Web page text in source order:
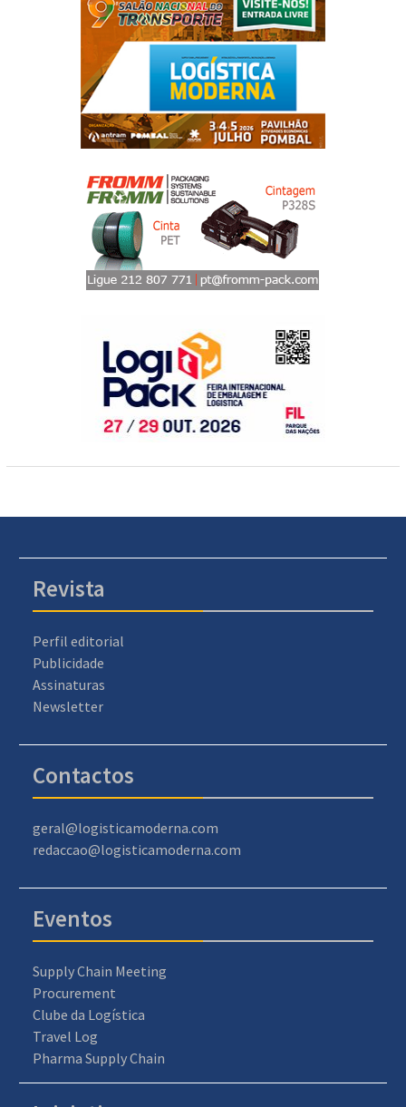
Revista
Perfil editorial
Publicidade
Assinaturas
Newsletter
Contactos
geral@logisticamoderna.com
redaccao@logisticamoderna.com
Eventos
Supply Chain Meeting
Procurement
Clube da Logística
Travel Log
Pharma Supply Chain